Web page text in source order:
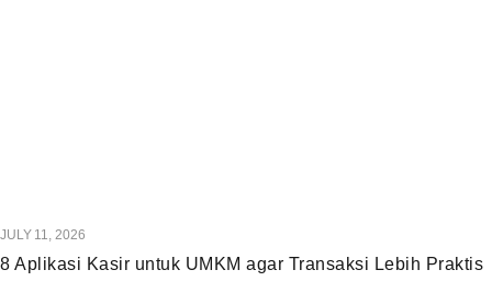
JULY 11, 2026
8 Aplikasi Kasir untuk UMKM agar Transaksi Lebih Praktis